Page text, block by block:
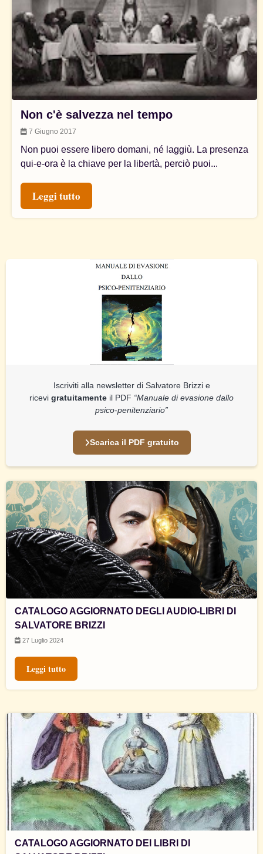
Iscriviti alla newsletter di Salvatore Brizzi e
ricevi gratuitamente il PDF “Manuale di evasione dallo
psico-penitenziario”
Scarica il PDF gratuito
CATALOGO AGGIORNATO DEGLI AUDIO-LIBRI DI
SALVATORE BRIZZI
27 Luglio 2024
Leggi tutto
CATALOGO AGGIORNATO DEI LIBRI DI
Non c'è salvezza nel tempo
7 Giugno 2017
Non puoi essere libero domani, né laggiù. La presenza
qui-e-ora è la chiave per la libertà, perciò puoi...
Leggi tutto